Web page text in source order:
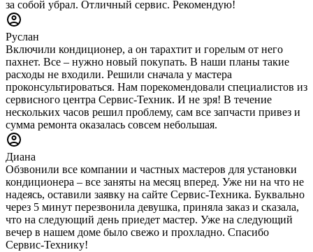
за собой убрал. Отличный сервис. Рекомендую!
Руслан
Включили кондиционер, а он тарахтит и горелым от него
пахнет. Все – нужно новый покупать. В наши планы такие
расходы не входили. Решили сначала у мастера
проконсультироваться. Нам порекомендовали специалистов из
сервисного центра Сервис-Техник. И не зря! В течение
нескольких часов решил проблему, сам все запчасти привез и
сумма ремонта оказалась совсем небольшая.
Диана
Обзвонили все компании и частных мастеров для установки
кондиционера – все заняты на месяц вперед. Уже ни на что не
надеясь, оставили заявку на сайте Сервис-Техника. Буквально
через 5 минут перезвонила девушка, приняла заказ и сказала,
что на следующий день приедет мастер. Уже на следующий
вечер в нашем доме было свежо и прохладно. Спасибо
Сервис-Технику!